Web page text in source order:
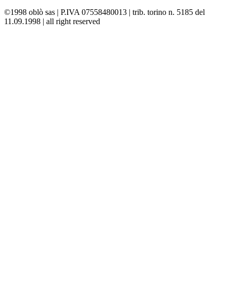
©1998 oblò sas | P.IVA 07558480013 | trib. torino n. 5185 del
11.09.1998 | all right reserved